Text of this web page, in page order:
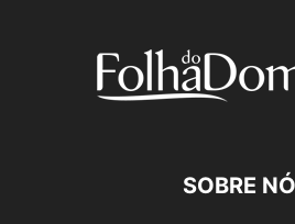
SOBRE